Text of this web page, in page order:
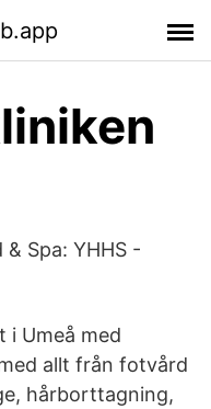
Spa: YHHS -
i Umeå med
allt från fotvård
hårborttagning,